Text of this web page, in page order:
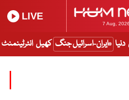
7 Aug, 2026
LIVE
دنیا ایران-اسرائیل جنگ کھیل انٹرٹینمنٹ